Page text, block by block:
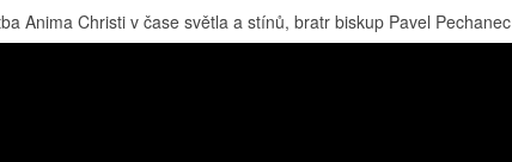
Anima Christi v čase světla a stínů, bratr biskup Pavel Pechanec